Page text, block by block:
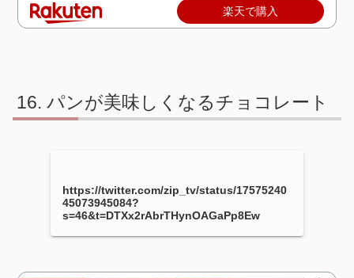
楽天で購入
パンが美味しくなるチョコレート
https://twitter.com/zip_tv/status/17575240
45073945084?
s=46&t=DTXx2rAbrTHynOAGaPp8Ew